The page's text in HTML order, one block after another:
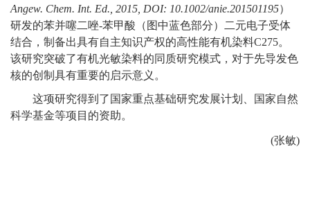
Angew. Chem. Int. Ed., 2015, DOI: 10.1002/anie.201501195）
研发的苯并噻二唑-苯甲酸（图中蓝色部分）二元电子受体
结合，制备出具有自主知识产权的高性能有机染料C275。
该研究突破了有机光敏染料的同质研究模式，对于先导发色
核的创制具有重要的启示意义。
这项研究得到了国家重点基础研究发展计划、国家自然
科学基金等项目的资助。
(张敏)